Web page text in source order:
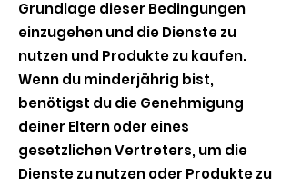
Grundlage dieser Bedingungen
einzugehen und die Dienste zu
nutzen und Produkte zu kaufen.
Wenn du minderjährig bist,
benötigst du die Genehmigung
deiner Eltern oder eines
gesetzlichen Vertreters, um die
Dienste zu nutzen oder Produkte zu